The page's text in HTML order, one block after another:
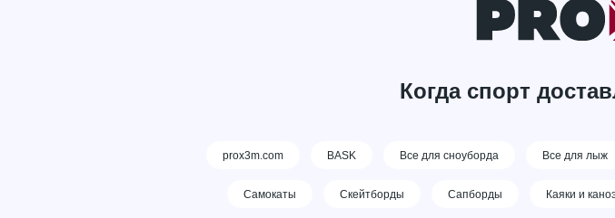
Когда спорт
prox3m.com BASK Все для сноуборда Все для лыж
Самокаты Скейтборды Сапборды Каяки и